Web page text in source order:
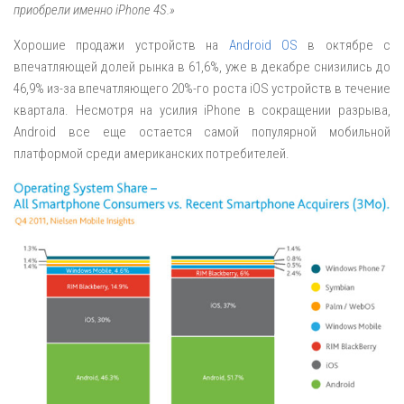
приобрели именно iPhone 4S.»
Хорошие продажи устройств на Android OS в октябре с
впечатляющей долей рынка в 61,6%, уже в декабре снизились до
46,9% из-за впечатляющего 20%-го роста iOS устройств в течение
квартала. Несмотря на усилия iPhone в сокращении разрыва,
Android все еще остается самой популярной мобильной
платформой среди американских потребителей.